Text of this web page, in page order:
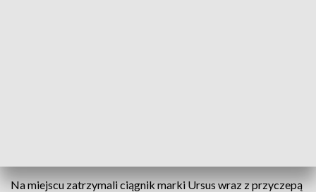
Na miejscu zatrzymali ciągnik marki Ursus wraz z przyczepą